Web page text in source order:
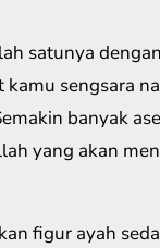
satunya
sengsara
banyak
yang akan
figur ayah